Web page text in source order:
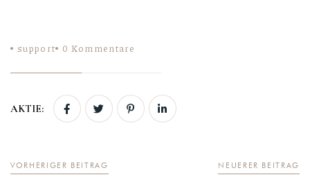
support 0 Kommentare
AKTIE:
VORHERIGER BEITRAG NEUERER BEITRAG